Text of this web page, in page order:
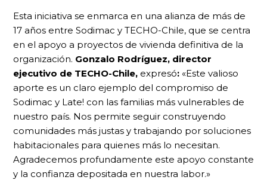
Esta iniciativa se enmarca en una alianza de más de
17 años entre Sodimac y TECHO-Chile, que se centra
en el apoyo a proyectos de vivienda definitiva de la
organización. Gonzalo Rodríguez, director
ejecutivo de TECHO-Chile, expresó: «Este valioso
aporte es un claro ejemplo del compromiso de
Sodimac y Late! con las familias más vulnerables de
nuestro país. Nos permite seguir construyendo
comunidades más justas y trabajando por soluciones
habitacionales para quienes más lo necesitan.
Agradecemos profundamente este apoyo constante
y la confianza depositada en nuestra labor.»